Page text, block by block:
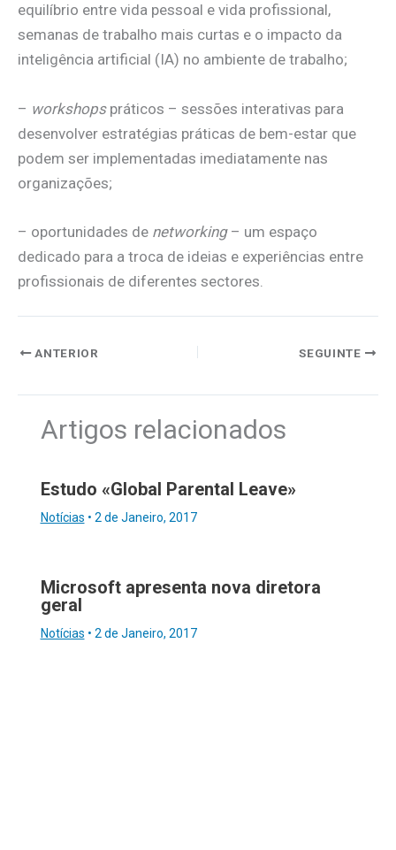
equilíbrio entre vida pessoal e vida profissional,
semanas de trabalho mais curtas e o impacto da
inteligência artificial (IA) no ambiente de trabalho;
– workshopspráticos – sessões interativas para
desenvolver estratégias práticas de bem-estar que
podem ser implementadas imediatamente nas
organizações;
– oportunidades de networking– um espaço
dedicado para a troca de ideias e experiências entre
profissionais de diferentes sectores.
ANTERIOR SEGUINTE
Artigos relacionados
Estudo «Global Parental Leave»
Notícias • 2 de Janeiro, 2017
Microsoft apresenta nova diretora
geral
Notícias • 2 de Janeiro, 2017